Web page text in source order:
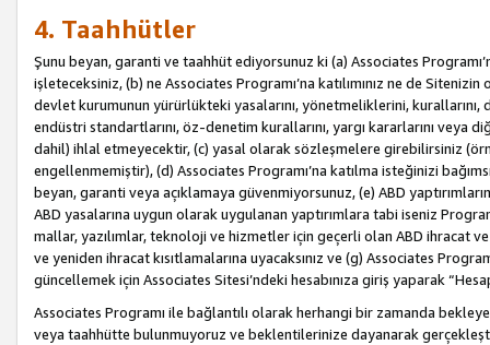
4. Taahhütler
Şunu beyan, garanti ve taahhüt ediyorsunuz ki (a) Associates
işleteceksiniz, (b) ne Associates Programı’na katılımınız ne de
devlet kurumunun yürürlükteki yasalarını, yönetmeliklerini,
endüstri standartlarını, öz-denetim kurallarını, yargı kararlarını
dahil) ihlal etmeyecektir, (c) yasal olarak sözleşmelere girebilirsiniz
engellenmemiştir), (d) Associates Programı’na katılma isteğinizi
beyan, garanti veya açıklamaya güvenmiyorsunuz, (e) ABD
ABD yasalarına uygun olarak uygulanan yaptırımlara tabi iseniz
mallar, yazılımlar, teknoloji ve hizmetler için geçerli olan ABD ihracat
ve yeniden ihracat kısıtlamalarına uyacaksınız ve (g) Associates
güncellemek için Associates Sitesi’ndeki hesabınıza giriş yaparak
Associates Programı ile bağlantılı olarak herhangi bir zamanda
veya taahhütte bulunmuyoruz ve beklentilerinize dayanarak